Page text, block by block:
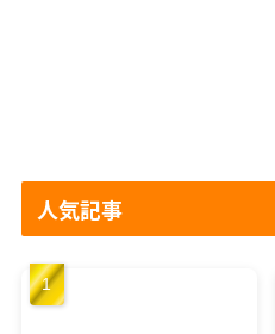
人気記事